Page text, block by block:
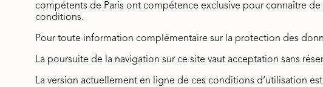
compétents de Paris ont compétence exclusive pour connaître
conditions.
Pour toute information complémentaire sur la protection des
La poursuite de la navigation sur ce site vaut acceptation sans
La version actuellement en ligne de ces conditions d’utilisation